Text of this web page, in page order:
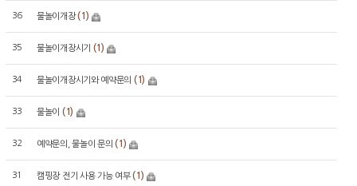
36 물놀이개장 (1)
35 물놀이개장시기 (1)
34 물놀이개장시기와 예약문의 (1)
33 물놀이 (1)
32 예약문의, 물놀이 문의 (1)
31 캠핑장 전기 사용 가능 여부 (1)